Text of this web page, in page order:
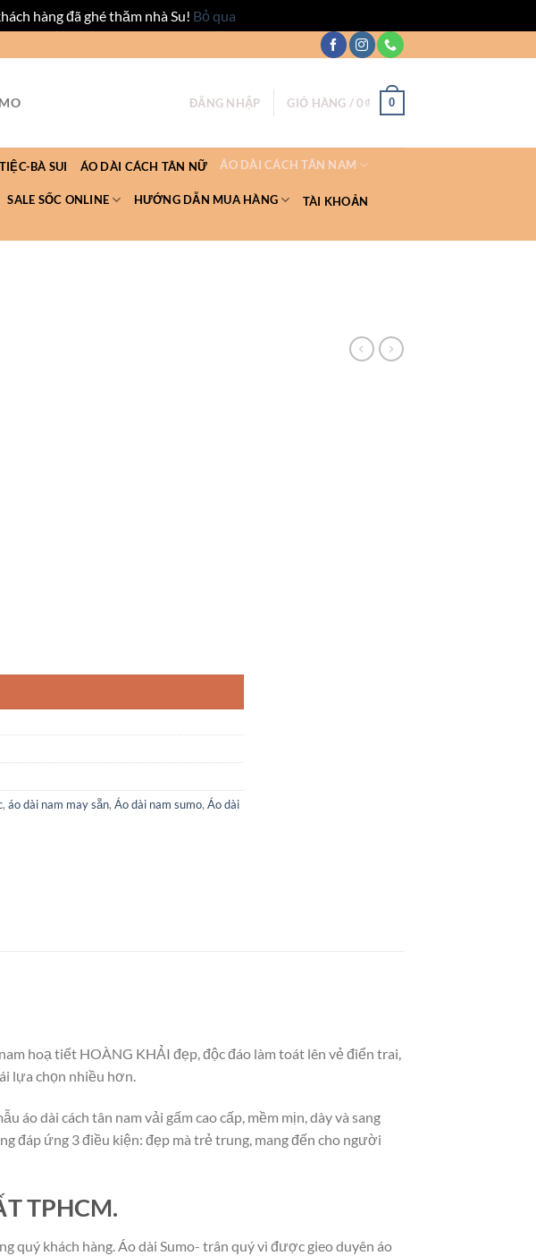
hàng đã ghé thăm nhà Su! Bỏ qua
ĐĂNG NHẬP GIỎ HÀNG /0₫ 0
BÀ SUI ÁO DÀI CÁCH TÂN NỮ ÁO DÀI CÁCH TÂN NAM
SALE SỐC ONLINE HƯỚNG DẪN MUA HÀNG TÀI KHOẢN
, áo dài nam may sẵn, Áo dài nam sumo, Áo dài
hoạ tiết HOÀNG KHẢI đẹp, độc đáo làm toát lên vẻ điển trai,
lựa chọn nhiều hơn.
áo dài cách tân nam vải gấm cao cấp, mềm mịn, dày và sang
đáp ứng 3 điều kiện: đẹp mà trẻ trung, mang đến cho người
TPHCM.
quý khách hàng. Áo dài Sumo- trân quý vì được gieo duyên áo